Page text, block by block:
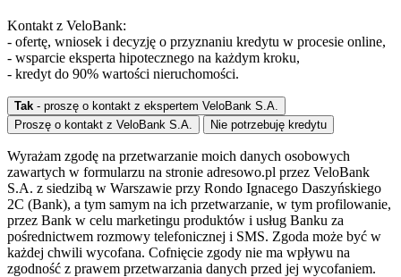
Kontakt z VeloBank:
- ofertę, wniosek i decyzję o przyznaniu kredytu w procesie online,
- wsparcie eksperta hipotecznego na każdym kroku,
- kredyt do 90% wartości nieruchomości.
Tak - proszę o kontakt z ekspertem VeloBank S.A.
Proszę o kontakt z VeloBank S.A.
Nie potrzebuję kredytu
Wyrażam zgodę na przetwarzanie moich danych osobowych
zawartych w formularzu na stronie adresowo.pl przez VeloBank
S.A. z siedzibą w Warszawie przy Rondo Ignacego Daszyńskiego
2C (Bank), a tym samym na ich przetwarzanie, w tym profilowanie,
przez Bank w celu marketingu produktów i usług Banku za
pośrednictwem rozmowy telefonicznej i SMS. Zgoda może być w
każdej chwili wycofana. Cofnięcie zgody nie ma wpływu na
zgodność z prawem przetwarzania danych przed jej wycofaniem.